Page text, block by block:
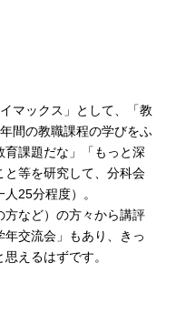
マックス」として、「教
間の教職課程の学びをふ
育課題だな」「もっと深
と等を研究して、分科会
25分程度）。
方など）の方々から講評
交流会」もあり、きっ
えるはずです。